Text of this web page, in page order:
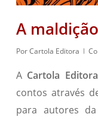
A
PorCartola Editora
A Cartola Editora
contos através
para autores